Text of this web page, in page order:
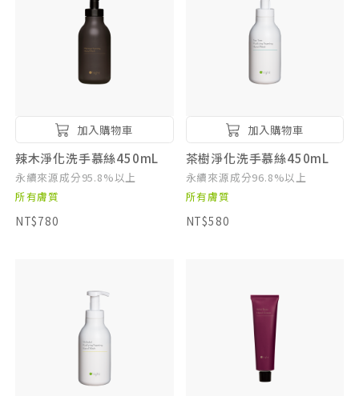
加入購物車
辣木淨化洗手慕絲450mL
永續來源成分95.8%以上
所有膚質
NT$780
加入購物車
茶樹淨化洗手慕絲450mL
永續來源成分96.8%以上
所有膚質
NT$580